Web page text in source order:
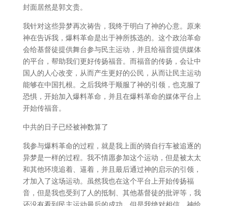
封面居然是郭文贵。
我针对这些异梦再次祷告，我终于明白了神的心意。原来
神在告诉我，爆料革命是出于神所拣选的。这个政治革命
会给基督徒提供舞台参与民主运动，并且给福音提供媒体
的平台，帮助我们更好传扬福音。而福音的传扬，会让中
国人的人心改变，从而产生更好的公民，从而让民主运动
能够在中国扎根。之后我终于顺服了神的引领，也克服了
恐惧，开始加入爆料革命，并且在爆料革命的媒体平台上
开始传福音。
中共的日子已经被神数算了
我参与爆料革命的过程，就是我上面的骑自行车被追逐的
异梦是一样的过程。我不情愿参加这个运动，但是被太太
和其他环境追着、逼着，并且最后通过神的启示的引领，
才加入了这场运动。虽然我也在这个平台上开始传扬福
音，但是我也受到了人的抵制、其他基督徒的批评等，我
还没有看到民主运动最后的成功。但是我绝对相信，神给